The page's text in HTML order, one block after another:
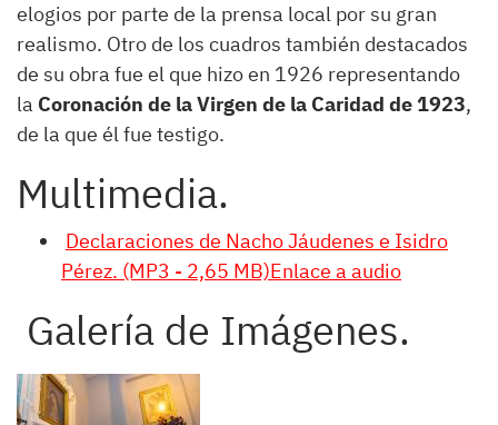
elogios por parte de la prensa local por su gran
realismo. Otro de los cuadros también destacados
de su obra fue el que hizo en 1926 representando
la Coronación de la Virgen de la Caridad de 1923,
de la que él fue testigo.
Multimedia.
Declaraciones de Nacho Jáudenes e Isidro
Pérez. (MP3 - 2,65 MB)Enlace a audio
Galería de Imágenes.